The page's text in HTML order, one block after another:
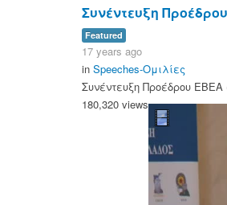
Συνέντευξη
Featured
17 years ago
in Speeches-Ομιλίες
Συνέντευξη Προέδρου
180,320 views